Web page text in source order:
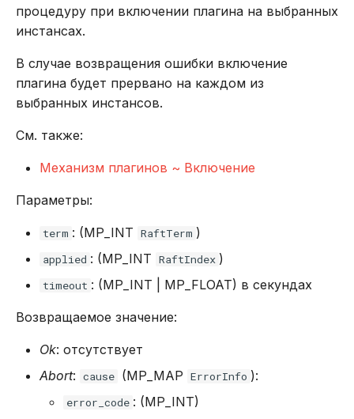
процедуру при включении плагина на выбранных
инстансах.
В случае возвращения ошибки включение
плагина будет прервано на каждом из
выбранных инстансов.
См. также:
Механизм плагинов ~ Включение
Параметры:
term : (MP_INT RaftTerm )
applied : (MP_INT RaftIndex )
timeout : (MP_INT | MP_FLOAT) в секундах
Возвращаемое значение:
Ok: отсутствует
Abort: cause (MP_MAP ErrorInfo ):
error_code : (MP_INT)